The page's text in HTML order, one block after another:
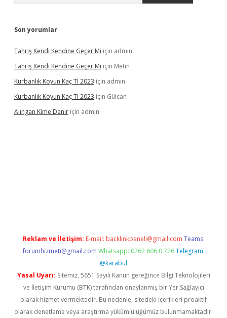
Son yorumlar
Tahriş Kendi Kendine Geçer Mi için admin
Tahriş Kendi Kendine Geçer Mi için Metin
Kurbanlık Koyun Kaç Tl 2023 için admin
Kurbanlık Koyun Kaç Tl 2023 için Gülcan
Alıngan Kime Denir için admin
Reklam ve İletişim: E-mail: backlinkpaneli@gmail.com Teams:
forumhizmeti@gmail.com Whatsapp: 0262 606 0 726 Telegram:
@karabul
Yasal Uyarı: Sitemiz, 5651 Sayılı Kanun gereğince Bilgi Teknolojileri
ve İletişim Kurumu (BTK) tarafından onaylanmış bir Yer Sağlayıcı
olarak hizmet vermektedir. Bu nedenle, sitedeki içerikleri proaktif
olarak denetleme veya araştırma yükümlülüğümüz bulunmamaktadır.